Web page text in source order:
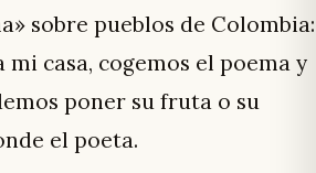
sobre pueblos de Colombia:
mi casa, cogemos el poema y
poner su fruta o su
el poeta.